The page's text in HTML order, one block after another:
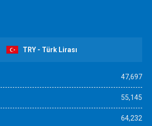
TRY - Türk Lirası
47,697
55,145
64,232